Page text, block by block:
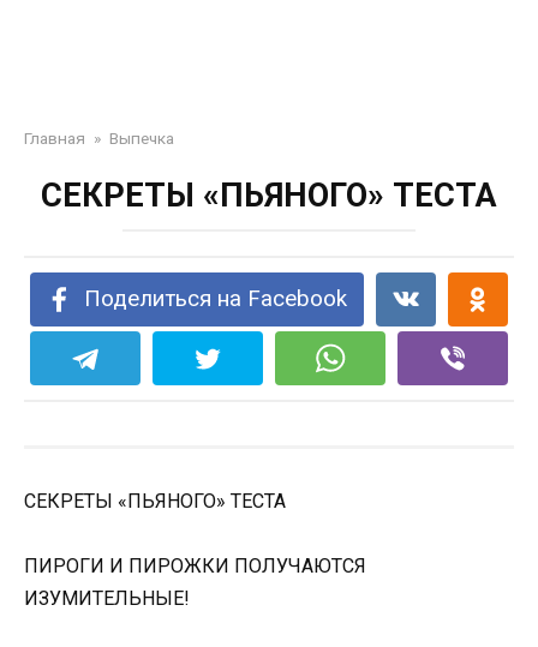
Главная » Выпечка
СЕКРЕТЫ «ПЬЯНОГО» ТЕСТА
Поделиться на Facebook
СЕКРЕТЫ «ПЬЯНОГО» ТЕСТА
ПИРОГИ И ПИРОЖКИ ПОЛУЧАЮТСЯ
ИЗУМИТЕЛЬНЫЕ!